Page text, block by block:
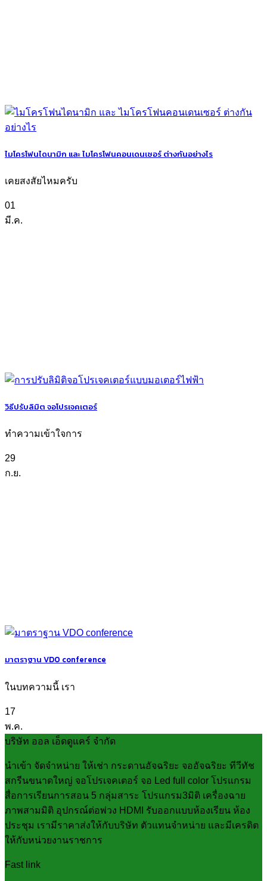
ไมโครโฟนไดนามิก และ ไมโครโฟนคอนเดนเซอร์ ต่างกันอย่างไร
เคยสงสัยไหมครับ
01
มี.ค.
วิธีปรับลิมิต จอโปรเจคเตอร์
ทำความเข้าใจการ
29
ก.ย.
มาตราฐาน VDO conference
ในบทความนี้ เรา
17
พ.ค.
บริษัท ออล เอ็ดดูแคร์ จำกัด
นำเข้า จัดจำหน่าย ให้เช่า กระดานอัจฉริยะ จออัจฉริยะ ทีวีทัช
สกรีนขนาดใหญ่ จอโปรเจคเตอร์ จอ Led full color โปรแกรม
สื่อการเรียนการสอน 5 กลุ่มสาระ โปรแกรม3มิติ เครื่องฉาย
ภาพสามมิติ อุปกรณ์ต่อพ่วง HDMI รับออกแบบห้องเรียน ห้อง
ประชุม เรามีราคาส่งให้กับบริษัท ตัวแทนจำหน่าย และมีเครดิต
ให้กับหน่วยงานราชการ
Fast link